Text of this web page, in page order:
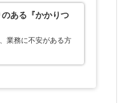
ある『かかりつ
業務に不安がある方